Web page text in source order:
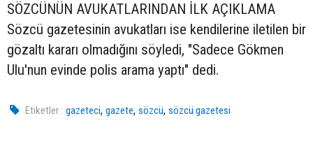
SÖZCÜNÜN AVUKATLARINDAN İLK AÇIKLAMA
Sözcü gazetesinin avukatları ise kendilerine iletilen bir
gözaltı kararı olmadığını söyledi, "Sadece Gökmen
Ulu'nun evinde polis arama yaptı" dedi.
Etiketler : gazeteci,gazete,sözcü,sözcü gazetesi